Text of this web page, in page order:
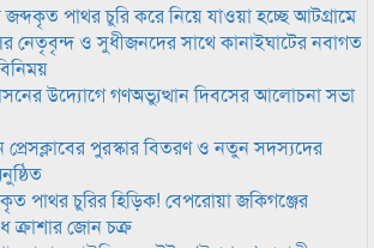
পাথর চুরি করে নিয়ে যাওয়া হচ্ছে আটগ্রামে
নেতৃবৃন্দ ও সুধীজনদের সাথে কানাইঘাটের নবাগত
উদ্যোগে গণঅভ্যুত্থান দিবসের আলোচনা সভা
পুরস্কার বিতরণ ও নতুন সদস্যদের
পাথর চুরির হিড়িক! বেপরোয়া জকিগঞ্জের
ক্রাশার জোন চক্র